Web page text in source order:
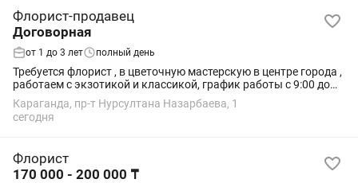
Флорист-продавец
Договорная
от 1 до 3 лет полный день
Требуется флорист , в цветочную мастерскую в центре города ,
работаем с экзотикой и классикой, график работы с 9:00 до
00:00 , оплата договорная +дорожные
Караганда, пр-т Нурсултана Назарбаева, 1
сегодня
Флорист
170 000 - 200 000 ₸